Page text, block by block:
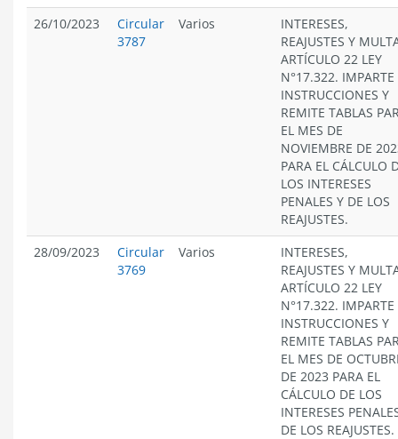
26/10/2023
Circular
3787
Varios
INTERESES,
REAJUSTES Y
ARTÍCULO 22 LEY
N°17.322. IMPARTE
INSTRUCCIONES Y
REMITE TABLAS
EL MES DE
NOVIEMBRE DE
PARA EL CÁLCULO
LOS INTERESES
PENALES Y DE LOS
REAJUSTES.
28/09/2023
Circular
3769
Varios
INTERESES,
REAJUSTES Y
ARTÍCULO 22 LEY
N°17.322. IMPARTE
INSTRUCCIONES Y
REMITE TABLAS
EL MES DE
DE 2023 PARA EL
CÁLCULO DE LOS
INTERESES
DE LOS REAJUSTES.